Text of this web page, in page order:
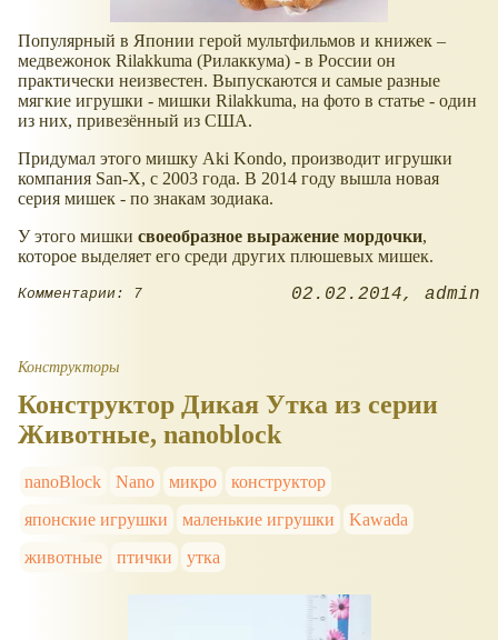
Популярный в Японии герой мультфильмов и книжек –
медвежонок Rilakkuma (Рилаккума) - в России он
практически неизвестен. Выпускаются и самые разные
мягкие игрушки - мишки Rilakkuma, на фото в статье - один
из них, привезённый из США.
Придумал этого мишку Aki Kondo, производит игрушки
компания San-X, с 2003 года. В 2014 году вышла новая
серия мишек - по знакам зодиака.
У этого мишки своеобразное выражение мордочки,
которое выделяет его среди других плюшевых мишек.
Комментарии: 7 02.02.2014 admin
Конструкторы
Конструктор Дикая Утка из серии
Животные, nanoblock
nanoBlock Nano микро
конструктор
японские игрушки
маленькие игрушки
Kawada
животные
птички утка